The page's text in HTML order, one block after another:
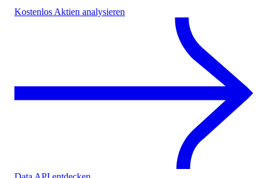
Kostenlos Aktien analysieren